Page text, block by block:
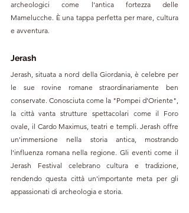
archeologici come l'antica fortezza delle
Mamelucche. È una tappa perfetta per mare, cultura
e avventura.
Jerash
Jerash, situata a nord della Giordania, è celebre per
le sue rovine romane straordinariamente ben
conservate. Conosciuta come la "Pompei d'Oriente",
la città vanta strutture spettacolari come il Foro
ovale, il Cardo Maximus, teatri e templi. Jerash offre
un'immersione nella storia antica, mostrando
l'influenza romana nella regione. Gli eventi come il
Jerash Festival celebrano cultura e tradizione,
rendendo questa città un'importante meta per gli
appassionati di archeologia e storia.